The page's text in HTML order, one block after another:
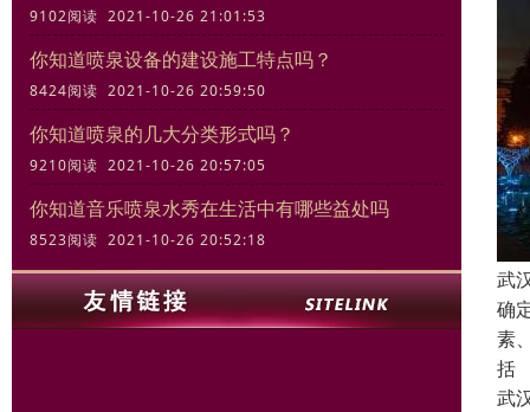
9102阅读 2021-10-26 21:01:53
你知道喷泉设备的建设施工特点吗？
8424阅读 2021-10-26 20:59:50
你知道喷泉的几大分类形式吗？
9210阅读 2021-10-26 20:57:05
你知道音乐喷泉水秀在生活中有哪些益处吗
8523阅读 2021-10-26 20:52:18
武
确
素
括
武